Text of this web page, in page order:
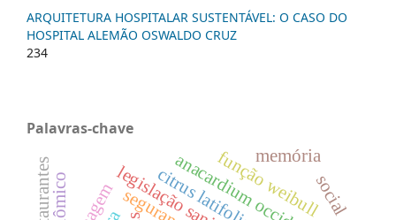
ARQUITETURA HOSPITALAR SUSTENTÁVEL: O CASO DO
HOSPITAL ALEMÃO OSWALDO CRUZ
234
Palavras-chave
citrus latifoliafunção weibull
memória
social
restaurantes